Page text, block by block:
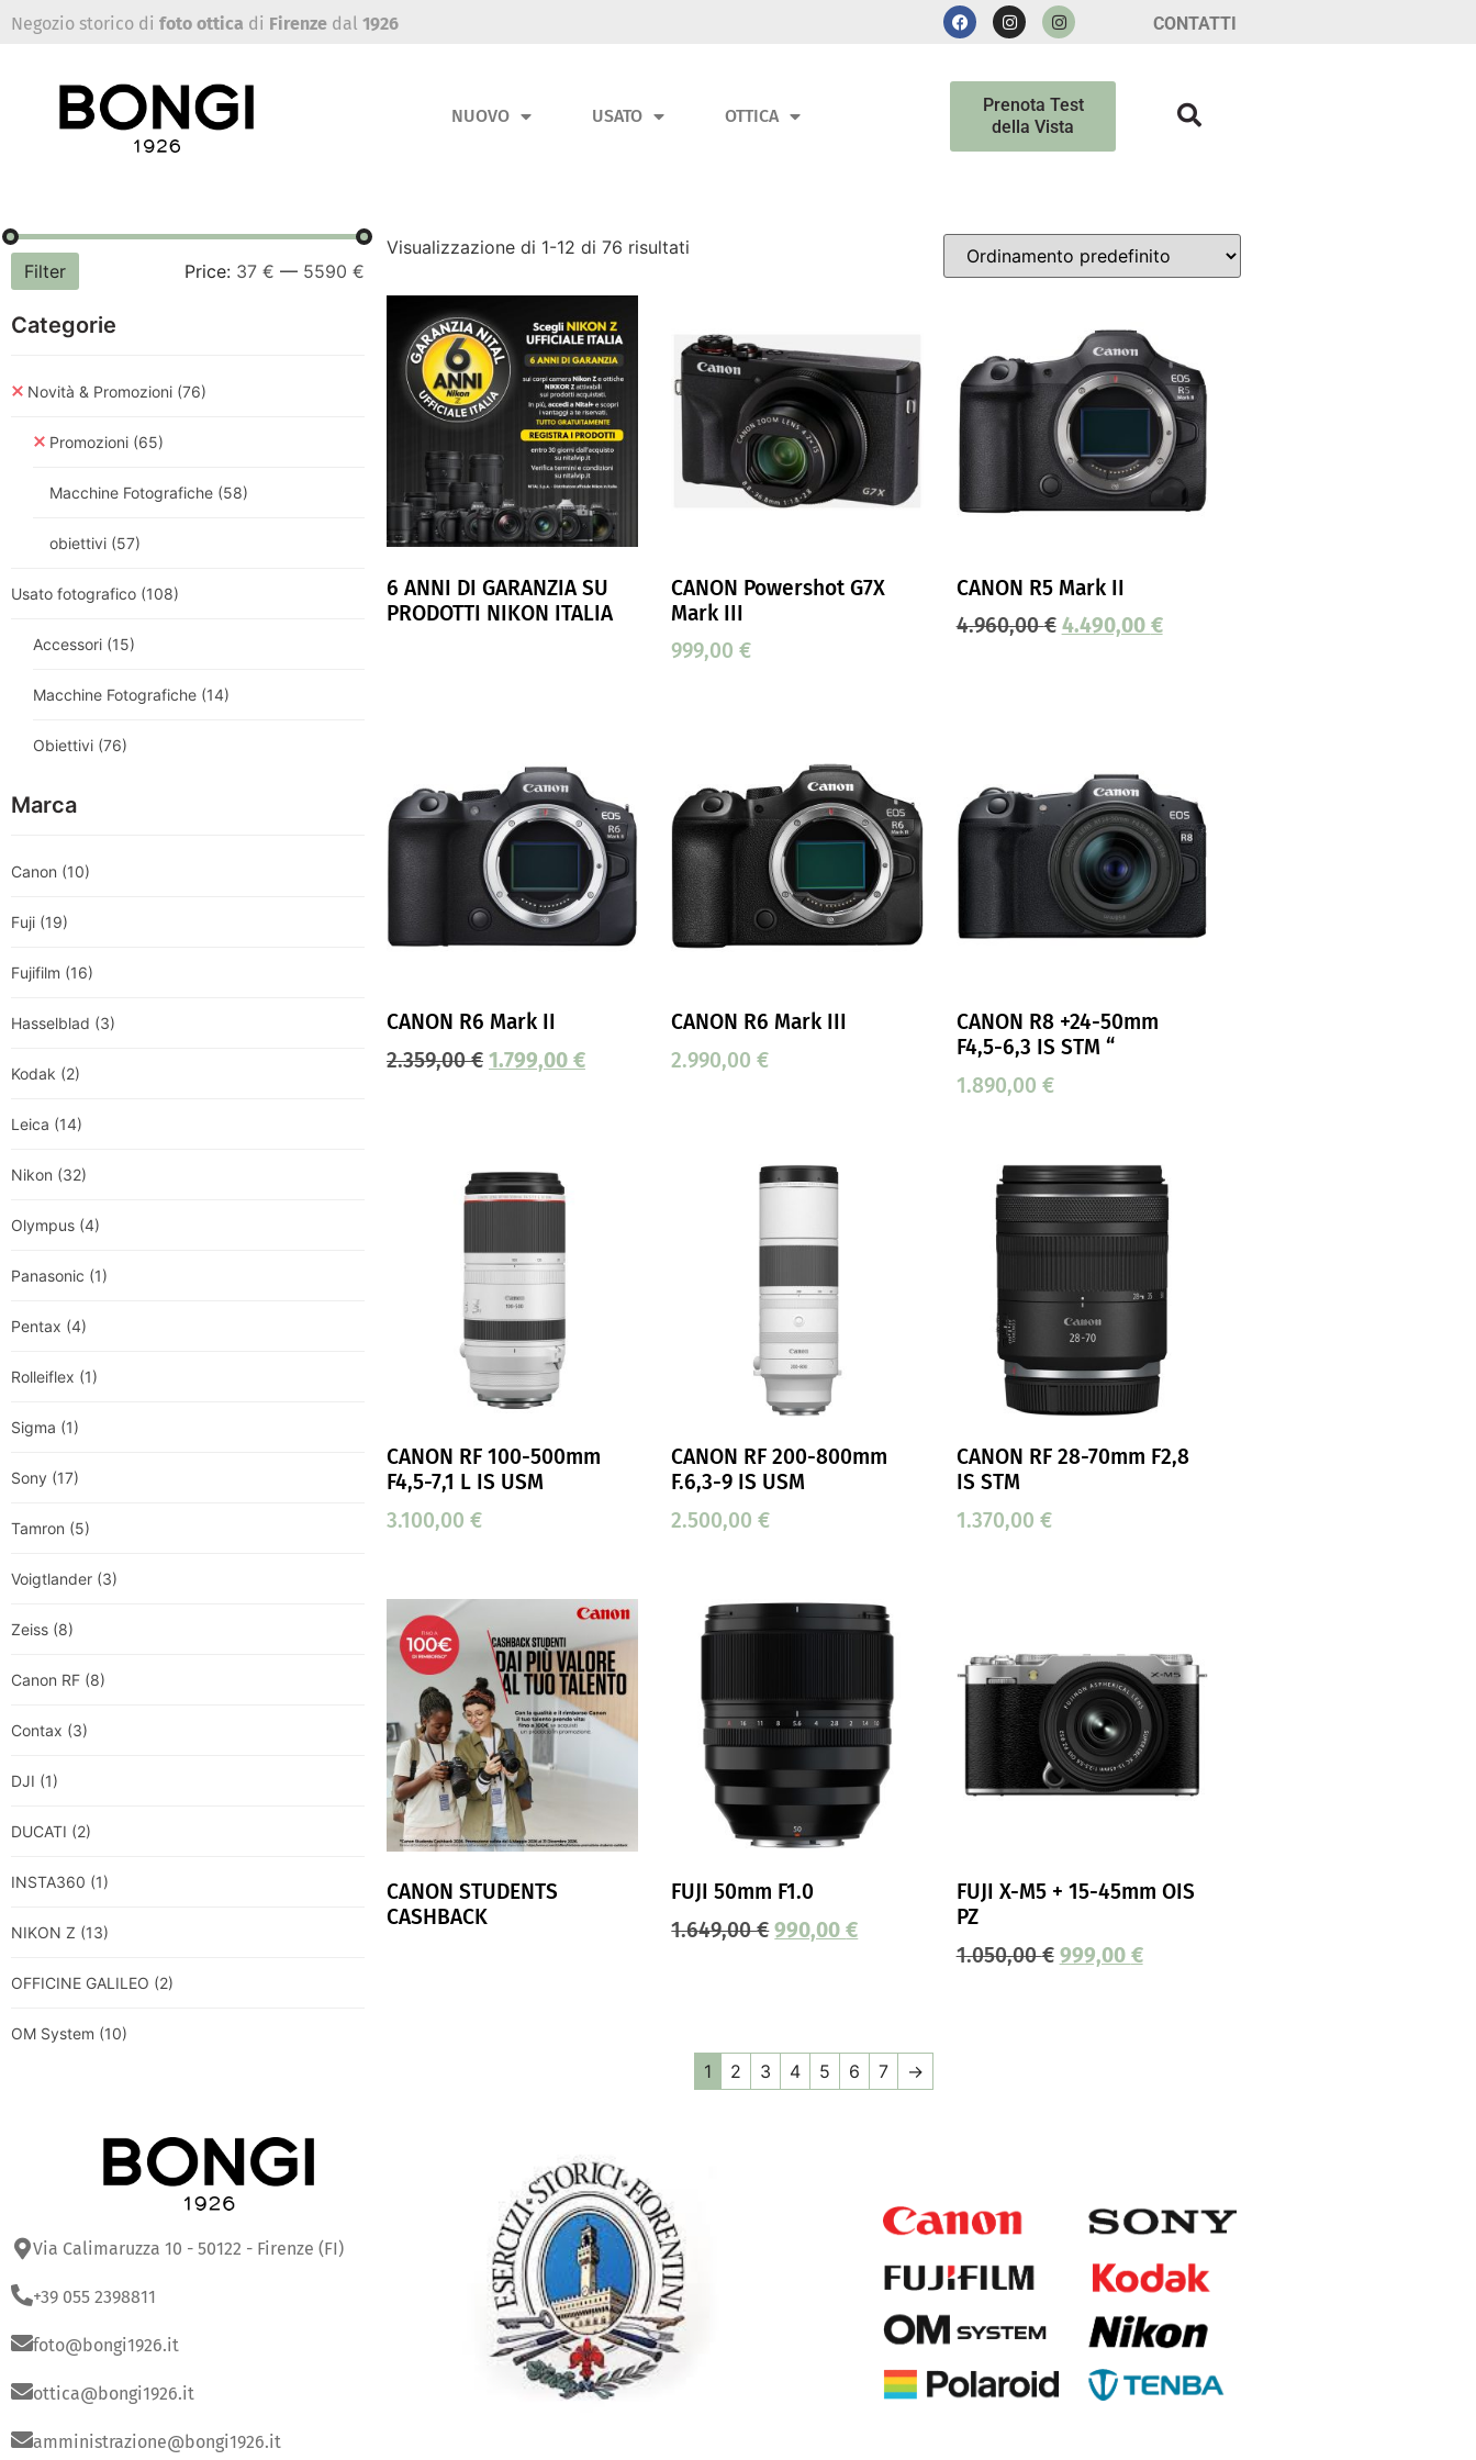
Negozio storico di foto ottica di Firenze dal 1926 CONTATTI
NUOVO USATO OTTICA
Prenota Test
della Vista
Filter Price: 37 € — 5590 €
Categorie
Novità & Promozioni (76)
Promozioni (65)
Macchine Fotografiche (58)
obiettivi (57)
Usato fotografico (108)
Accessori (15)
Macchine Fotografiche (14)
Obiettivi (76)
Marca
Canon (10)
Fuji (19)
Fujifilm (16)
Hasselblad (3)
Kodak (2)
Leica (14)
Nikon (32)
Olympus (4)
Panasonic (1)
Pentax (4)
Rolleiflex (1)
Sigma (1)
Sony (17)
Tamron (5)
Voigtlander (3)
Zeiss (8)
Canon RF (8)
Contax (3)
DJI (1)
DUCATI (2)
INSTA360 (1)
NIKON Z (13)
OFFICINE GALILEO (2)
OM System (10)
Visualizzazione di 1-12 di 76 risultati
6 ANNI DI GARANZIA SU
PRODOTTI NIKON ITALIA
CANON Powershot G7X
Mark III
999,00€
CANON R5 Mark II
4.960,00€ 4.490,00 €
CANON R6 Mark II
2.359,00€ 1.799,00 €
CANON R6 Mark III
2.990,00€
CANON R8 +24-50mm
F4,5-6,3 IS STM “
1.890,00 €
CANON RF 100-500mm
F4,5-7,1 L IS USM
3.100,00 €
CANON RF 200-800mm
F.6,3-9 IS USM
2.500,00€
CANON RF 28-70mm F2,8
IS STM
1.370,00 €
CANON STUDENTS
CASHBACK
FUJI 50mm F1.0
1.649,00€ 990,00€
FUJI X-M5 + 15-45mm OIS
PZ
1.050,00€ 999,00 €
1 2 3 4 5 6 7 →
Via Calimaruzza 10 - 50122 - Firenze (FI)
+39 055 2398811
foto@bongi1926.it
ottica@bongi1926.it
amministrazione@bongi1926.it